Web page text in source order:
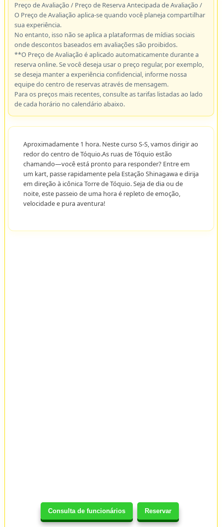
Consulta de funcionários Reservar
Preço de Avaliação / Preço de Reserva Antecipada de Avaliação /
O Preço de Avaliação aplica-se quando você planeja compartilhar
sua experiência.
No entanto, isso não se aplica a plataformas de mídias sociais
onde descontos baseados em avaliações são proibidos.
**O Preço de Avaliação é aplicado automaticamente durante a
reserva online. Se você deseja usar o preço regular, por exemplo,
se deseja manter a experiência confidencial, informe nossa
equipe do centro de reservas através de mensagem.
Para os preços mais recentes, consulte as tarifas listadas ao lado
de cada horário no calendário abaixo.
Aproximadamente 1 hora. Neste curso S-S, vamos dirigir ao
redor do centro de Tóquio.As ruas de Tóquio estão
chamando—você está pronto para responder? Entre em
um kart, passe rapidamente pela Estação Shinagawa e dirija
em direção à icônica Torre de Tóquio. Seja de dia ou de
noite, este passeio de uma hora é repleto de emoção,
velocidade e pura aventura!